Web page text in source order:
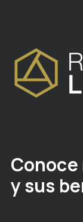
Conoce
y sus